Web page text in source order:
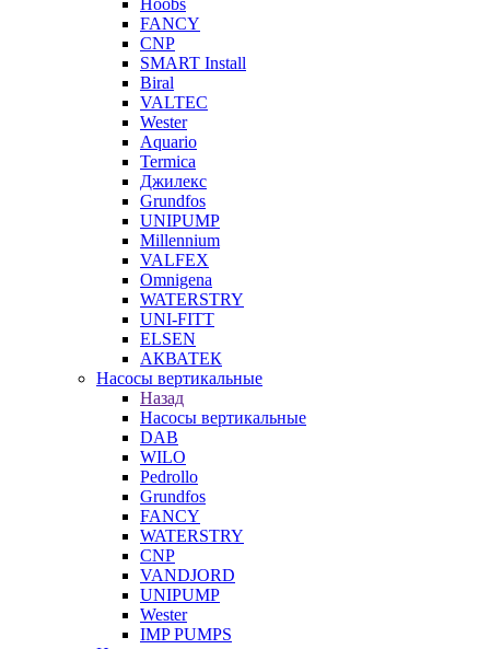
Hoobs
FANCY
CNP
SMART Install
Biral
VALTEC
Wester
Aquario
Termica
Джилекс
Grundfos
UNIPUMP
Millennium
VALFEX
Omnigena
WATERSTRY
UNI-FITT
ELSEN
АКВАТЕК
Насосы вертикальные
Назад
Насосы вертикальные
DAB
WILO
Pedrollo
Grundfos
FANCY
WATERSTRY
CNP
VANDJORD
UNIPUMP
Wester
IMP PUMPS